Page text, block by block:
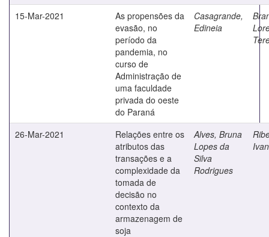
15-Mar-2021
As propensões da
evasão, no
período da
pandemia, no
curso de
Administração de
uma faculdade
privada do oeste
do Paraná
Casagrande,
Edineia
26-Mar-2021
Relações entre os
atributos das
transações e a
complexidade da
tomada de
decisão no
contexto da
armazenagem de
soja
Alves, Bruna
Lopes da
Silva
Rodrigues